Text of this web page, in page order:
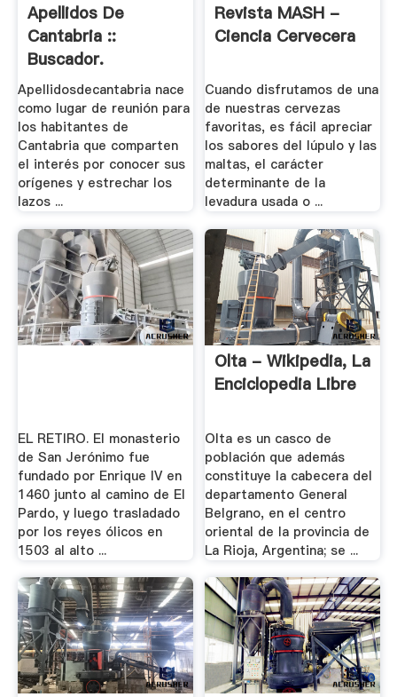
Apellidos De
Cantabria ::
Buscador.
Genealogía, .
Apellidosdecantabria nace
como lugar de reunión para
los habitantes de
Cantabria que comparten
el interés por conocer sus
orígenes y estrechar los
lazos ...
Revista MASH -
Ciencia Cervecera
Cuando disfrutamos de una
de nuestras cervezas
favoritas, es fácil apreciar
los sabores del lúpulo y las
maltas, el carácter
determinante de la
levadura usada o ...
EL RETIRO. El monasterio
de San Jerónimo fue
fundado por Enrique IV en
1460 junto al camino de El
Pardo, y luego trasladado
por los reyes ólicos en
1503 al alto ...
Olta - Wikipedia, La
Enciclopedia Libre
Olta es un casco de
población que además
constituye la cabecera del
departamento General
Belgrano, en el centro
oriental de la provincia de
La Rioja, Argentina; se ...